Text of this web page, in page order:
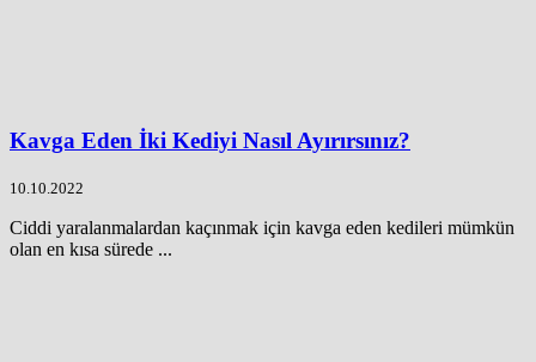
Kavga Eden İki Kediyi Nasıl Ayırırsınız?
10.10.2022
Ciddi yaralanmalardan kaçınmak için kavga eden kedileri mümkün
olan en kısa sürede ...